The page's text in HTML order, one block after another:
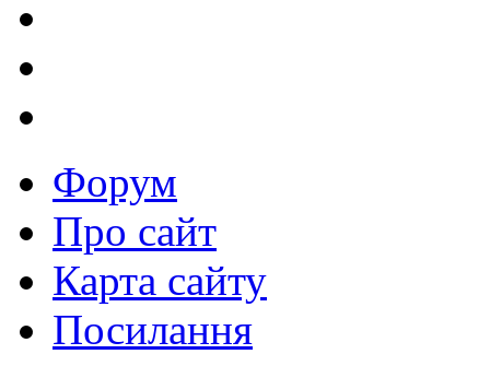
Форум
Про сайт
Карта сайту
Посилання